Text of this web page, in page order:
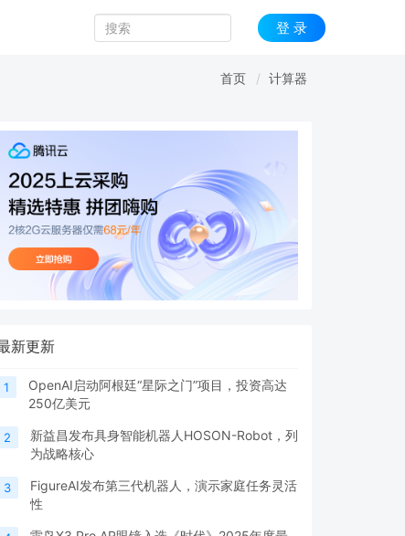
登 录
首页 计算器
新更新
1
OpenAI启动阿根廷“星际之门”项目，投资高达
250亿美元
2
新益昌发布具身智能机器人HOSON-Robot，列
为战略核心
3
FigureAI发布第三代机器人，演示家庭任务灵活
性